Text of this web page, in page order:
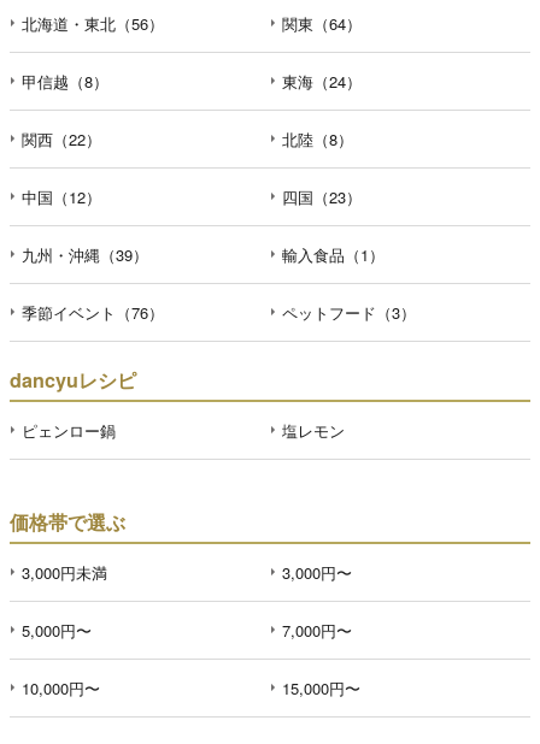
北海道・東北（56） 関東（64）
甲信越（8） 東海（24）
関西（22） 北陸（8）
中国（12） 四国（23）
九州・沖縄（39） 輸入食品（1）
季節イベント（76） ペットフード（3）
dancyuレシピ
ピェンロー鍋 塩レモン
価格帯で選ぶ
3,000円未満 3,000円〜
5,000円〜 7,000円〜
10,000円〜 15,000円〜